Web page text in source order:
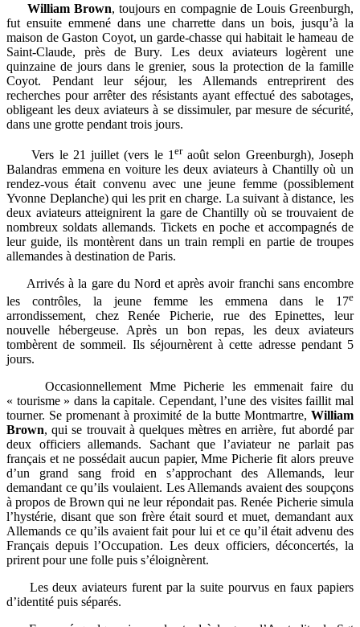
William Brown,toujours en compagnie de Louis Greenburgh,
fut ensuite emmené dans une charrette dans un bois, jusqu’à la
maison de Gaston Coyot, un garde-chasse qui habitait le hameau de
Saint-Claude, près de Bury. Les deux aviateurs logèrent une
quinzaine de jours dans le grenier, sous la protection de la famille
Coyot. Pendant leur séjour, les Allemands entreprirent des
recherches pour arrêter des résistants ayant effectué des sabotages,
obligeant les deux aviateurs à se dissimuler, par mesure de sécurité,
dans une grotte pendant trois jours.
Vers le 21 juillet (vers le 1 eraoût selon Greenburgh), Joseph
Balandras emmena en voiture les deux aviateurs à Chantilly où un
rendez-vous était convenu avec une jeune femme (possiblement
Yvonne Deplanche) qui les prit en charge. La suivant à distance, les
deux aviateurs atteignirent la gare de Chantilly où se trouvaient de
nombreux soldats allemands. Tickets en poche et accompagnés de
leur guide, ils montèrent dans un train rempli en partie de troupes
allemandes à destination de Paris.
Arrivés à la gare du Nord et après avoir franchi sans encombre
les contrôles, la jeune femme les emmena dans le 17e
arrondissement, chez Renée Picherie, rue des Epinettes, leur
nouvelle hébergeuse. Après un bon repas, les deux aviateurs
tombèrent de sommeil. Ils séjournèrent à cette adresse pendant 5
jours.
Occasionnellement Mme Picherie les emmenait faire du
« tourisme » dans la capitale. Cependant, l’une des visites faillit mal
tourner. Se promenant à proximité de la butte Montmartre, William
Brown, qui se trouvait à quelques mètres en arrière, fut abordé par
deux officiers allemands. Sachant que l’aviateur ne parlait pas
français et ne possédait aucun papier, Mme Picherie fit alors preuve
d’un grand sang froid en s’approchant des Allemands, leur
demandant ce qu’ils voulaient. Les Allemands avaient des soupçons
à propos de Brown qui ne leur répondait pas. Renée Picherie simula
l’hystérie, disant que son frère était sourd et muet, demandant aux
Allemands ce qu’ils avaient fait pour lui et ce qu’il était advenu des
Français depuis l’Occupation. Les deux officiers, déconcertés, la
prirent pour une folle puis s’éloignèrent.
Les deux aviateurs furent par la suite pourvus en faux papiers
d’identité puis séparés.